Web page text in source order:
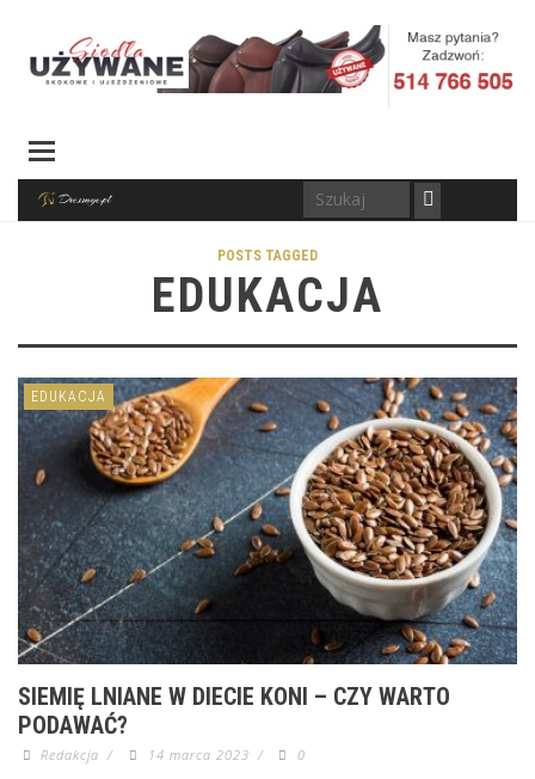
POSTS TAGGED
EDUKACJA
EDUKACJA
SIEMIĘ LNIANE W DIECIE KONI – CZY WARTO
PODAWAĆ?
Redakcja / 14 marca 2023 / 0